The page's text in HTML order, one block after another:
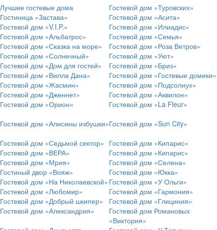
Лучшие гостевые дома
Гостевой дом «Туровских»
Гостиница «Застава»
Гостевой дом «Асита»
Гостевой дом «V.I.P.»
Гостевой дом «Илиадис»
Гостевой дом «Альбатрос»
Гостевой дом «Семья»
Гостевой дом «Сказка на море»
Гостевой дом «Роза Ветров»
Гостевой дом «Солнечный»
Гостевой дом «Уют»
Гостевой дом «Дом для гостей»
Гостевой дом «Бриз»
Гостевой дом «Вилла Дана»
Гостевой дом «Гостевые домики»
Гостевой дом «Жасмин»
Гостевой дом «Подсолнух»
Гостевой дом «Дженнет»
Гостевой дом «Аквилон»
Гостевой дом «Орион»
Гостевой дом «La Fleur»
Гостевой дом «Алисины избушки»Гостевой дом «Sun City»
Гостевой дом «Седьмой сектор» Гостевой дом «Кипарис»
Гостевой дом «ВЕРА»
Гостевой дом «Кипарис»
Гостевой дом «Мрия»
Гостевой дом «Селена»
Гостиный двор «Вояж»
Гостевой дом «Юкка»
Гостевой дом «На Николаевской» Гостевой дом «У Ольги»
Гостевой дом «Любомир»
Гостевой дом «Гармония»
Гостевой дом «Добрый шкипер»
Гостевой дом «Глициния»
Гостевой дом «Александрия»
Гостевой дом Романовых
«Виктория»